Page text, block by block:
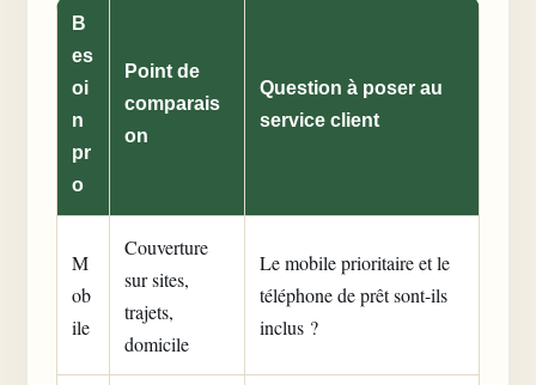
B
es
oi
n
pr
o
Point de
comparais
on
Question à poser au
service client
M
ob
ile
Couverture
sur sites,
trajets,
domicile
Le mobile prioritaire et le
téléphone de prêt sont-ils
inclus ?